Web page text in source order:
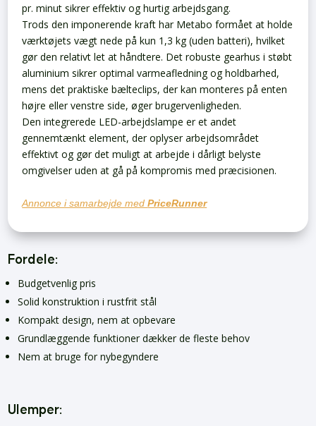
pr. minut sikrer effektiv og hurtig arbejdsgang.
Trods den imponerende kraft har Metabo formået at holde
værktøjets vægt nede på kun 1,3 kg (uden batteri), hvilket
gør den relativt let at håndtere. Det robuste gearhus i støbt
aluminium sikrer optimal varmeafledning og holdbarhed,
mens det praktiske bælteclips, der kan monteres på enten
højre eller venstre side, øger brugervenligheden.
Den integrerede LED-arbejdslampe er et andet
gennemtænkt element, der oplyser arbejdsområdet
effektivt og gør det muligt at arbejde i dårligt belyste
omgivelser uden at gå på kompromis med præcisionen.
Annonce i samarbejde medPriceRunner
Fordele:
Budgetvenlig pris
Solid konstruktion i rustfrit stål
Kompakt design, nem at opbevare
Grundlæggende funktioner dækker de fleste behov
Nem at bruge for nybegyndere
Ulemper: